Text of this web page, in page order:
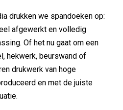
drukken we spandoeken op:
afgewerkt en volledig
Of het nu gaat om een
hekwerk, beurswand of
drukwerk van hoge
en met de juiste